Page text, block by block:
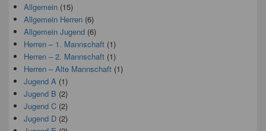
Allgemein (15)
Allgemein Herren (6)
Allgemein Jugend (6)
Herren – 1. Mannschaft (1)
Herren – 2. Mannschaft (1)
Herren – Alte Mannschaft (1)
Jugend A (1)
Jugend B (2)
Jugend C (2)
Jugend D (2)